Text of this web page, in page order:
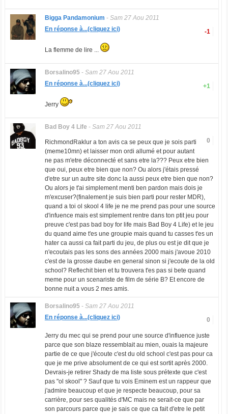
Bigga Pandamonium - Sam 27 Aou 2011
-1
En réponse à...(cliquez ici)
La flemme de lire ...
Borsalino95- Sam 27 Aou 2011
+1
En réponse à...(cliquez ici)
Jerry
Bad Boy 4 Life - Sam 27 Aou 2011
0
RichmondRaklur a ton avis ca se peux que je sois parti
(meme10mn) et laisser mon ordi allumé et pour autant
ne pas m'etre déconnecté et sans etre la??? Peux etre bien
que oui, peux etre bien que non? Ou alors j'étais pressé
d'etre sur un autre site donc la aussi peux etre bien que non?
Ou alors je t'ai simplement menti ben pardon mais dois je
m'excuser?(finalement je suis bien parti pour rester MDR),
quand a toi ol skool 4 life je ne me prend pas pour une source
d'infuence mais est simplement rentre dans ton ptit jeu pour
preuve c'est pas bad boy for life mais Bad Boy 4 Life) et le jeu
du quand aime t'es une groupie mais quand tu casses t'es un
hater ca aussi ca fait parti du jeu, de plus ou est je dit que je
n'ecoutais pas les sons des années 2000 mais j'avoue 2010
c'est de la grosse daube en general sinon si j'ecoute de la old
school? Reflechit bien et tu trouvera t'es pas si bete quand
meme pour un scenariste de film de série B? Et encore de
bonne nuit a vous 2 mes amis.
Borsalino95- Sam 27 Aou 2011
0
En réponse à...(cliquez ici)
Jerry du mec qui se prend pour une source d'influence juste
parce que son blaze ressemblait au mien, ouais la majeure
partie de ce que j'écoute c'est du old school c'est pas pour ca
que je me prive absolument de ce qui est sortit après 2000.
Devrais-je retirer Shady de ma liste sous prétexte que c'est
pas "ol skool" ? Sauf que tu vois Eminem est un rappeur que
j'admire beaucoup et que je respecte beaucoup, pour sa
carrière, pour ses qualités d'MC mais ne serait-ce que par
son parcours parce que je sais ce que ca fait d'etre le petit